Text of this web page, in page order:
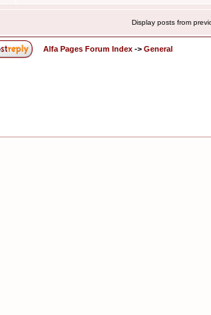
Display posts from
Alfa Pages Forum Index -> General